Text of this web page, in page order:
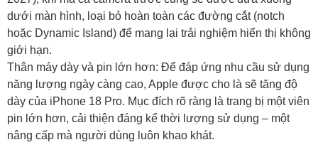
dưới màn hình, loại bỏ hoàn toàn các đường cắt (notch
hoặc Dynamic Island) để mang lại trải nghiệm hiển thị không
giới hạn.
Thân máy dày và pin lớn hơn: Để đáp ứng nhu cầu sử dụng
năng lượng ngày càng cao, Apple được cho là sẽ tăng độ
dày của iPhone 18 Pro. Mục đích rõ ràng là trang bị một viên
pin lớn hơn, cải thiện đáng kể thời lượng sử dụng – một
nâng cấp mà người dùng luôn khao khát.